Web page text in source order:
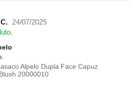
24/07/2025
Alpelo Dupla Face Capuz
20000010